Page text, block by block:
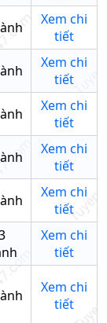
Xem chi
tiết
Xem chi
tiết
Xem chi
tiết
Xem chi
tiết
Xem chi
tiết
Xem chi
tiết
Xem chi
tiết